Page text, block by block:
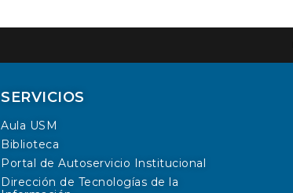
SERVICIOS
Aula USM
Biblioteca
Portal de Autoservicio Institucional
Dirección de Tecnologías de la